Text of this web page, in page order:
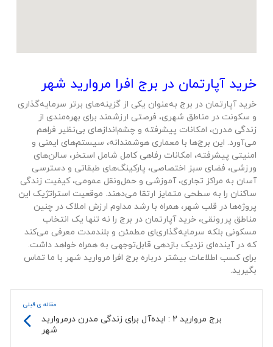
خرید آپارتمان در برج افرا مروارید شهر
خرید آپارتمان در برج به‌عنوان یکی از گزینه‌های برتر سرمایه‌گذاری
و سکونت در مناطق شهری، فرصتی ارزشمند برای بهره‌مندی از
زندگی مدرن، امکانات پیشرفته و چشم‌اندازهای بی‌نظیر فراهم
می‌آورد. این برج‌ها با معماری هوشمندانه، سیستم‌های ایمنی و
امنیتی پیشرفته، امکانات رفاهی کامل شامل استخر، سالن‌های
ورزشی، فضای سبز اختصاصی، پارکینگ‌های طبقاتی و دسترسی
آسان به مراکز تجاری، آموزشی و حمل‌ونقل عمومی، کیفیت زندگی
ساکنان را به سطحی متمایز ارتقا می‌دهند. موقعیت استراتژیک این
پروژه‌ها در قلب شهر، همراه با رشد مداوم ارزش املاک در چنین
مناطق پررونقی، خرید آپارتمان در برج را نه تنها یک انتخاب
مسکونی بلکه سرمایه‌گذاری‌ای مطمئن و بلندمدت معرفی می‌کند
که در آینده‌ای نزدیک بازدهی قابل‌توجهی به همراه خواهد داشت.
برای کسب اطلاعات بیشتر درباره برج افرا مروارید شهر با ما تماس
بگیرید.
مقاله ی قبلی
برج مروارید 2 : ایده‌آل برای زندگی مدرن درمروارید
شهر